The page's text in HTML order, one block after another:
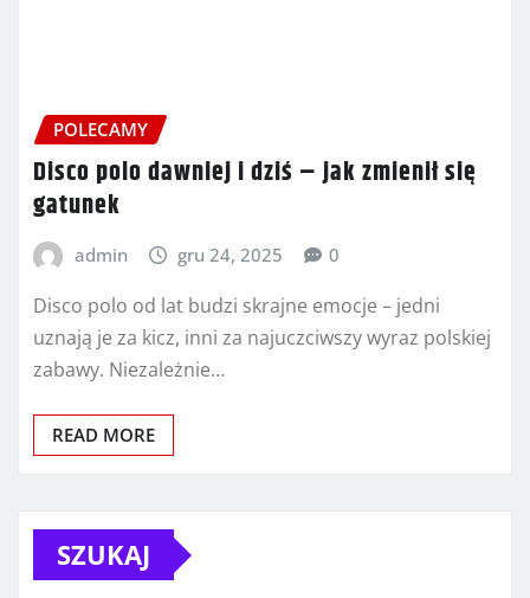
POLECAMY
Disco polo dawniej i dziś – jak zmienił się
gatunek
admin gru 24, 2025 0
Disco polo od lat budzi skrajne emocje – jedni
uznają je za kicz, inni za najuczciwszy wyraz polskiej
zabawy. Niezależnie…
READ MORE
SZUKAJ